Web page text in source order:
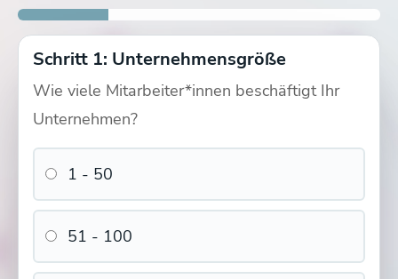
Schritt 1: Unternehmensgröße
Wie viele Mitarbeiter*innen beschäftigt Ihr
Unternehmen?
1 - 50
51 - 100